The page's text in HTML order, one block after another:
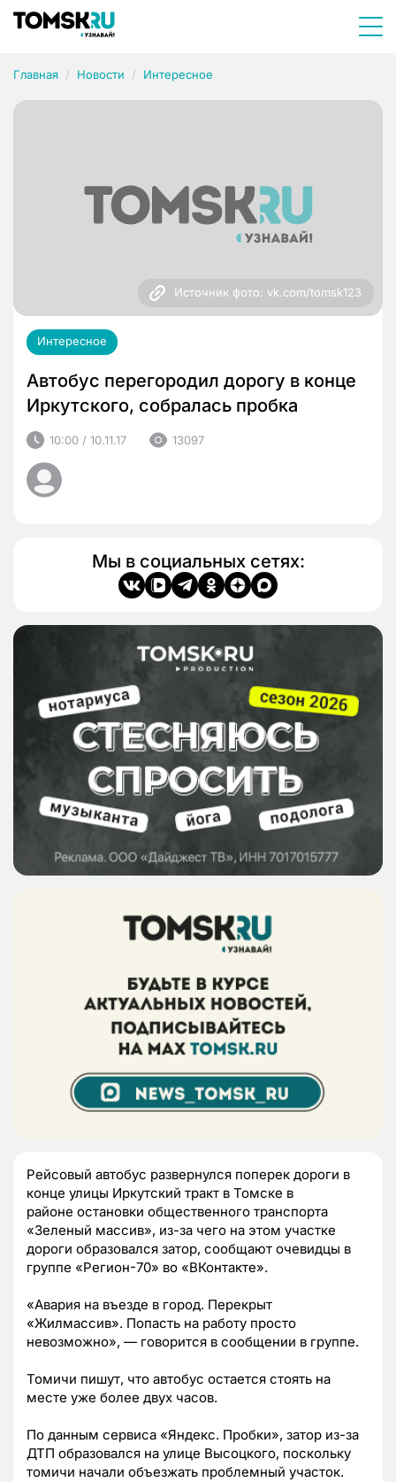
Главная Новости Интересное
Источник фото: vk.com/tomsk123
Интересное
Автобус перегородил дорогу в конце
Иркутского, собралась пробка
10:00 / 10.11.17 13097
Мы в социальных сетях:
Рейсовый автобус развернулся поперек дороги в
конце улицы Иркутский тракт в Томске в
районе остановки общественного транспорта
«Зеленый массив», из-за чего на этом участке
дороги образовался затор, сообщают очевидцы в
группе «Регион-70» во «ВКонтакте».
«Авария на въезде в город. Перекрыт
«Жилмассив». Попасть на работу просто
невозможно», — говорится в сообщении в группе.
Томичи пишут, что автобус остается стоять на
месте уже более двух часов.
По данным сервиса «Яндекс. Пробки», затор из-за
ДТП образовался на улице Высоцкого, поскольку
томичи начали объезжать проблемный участок.